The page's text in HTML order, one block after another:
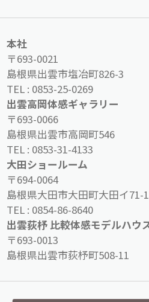
本社
〒693-0021
島根県出雲市塩冶町826-3
TEL : 0853-25-0269
出雲高岡体感ギャラリー
〒693-0066
島根県出雲市高岡町546
TEL : 0853-31-4133
大田ショールーム
〒694-0064
島根県大田市大田町大田イ71-1
TEL : 0854-86-8640
出雲荻杼 比較体感モデルハウ
〒693-0013
島根県出雲市荻杼町508-11